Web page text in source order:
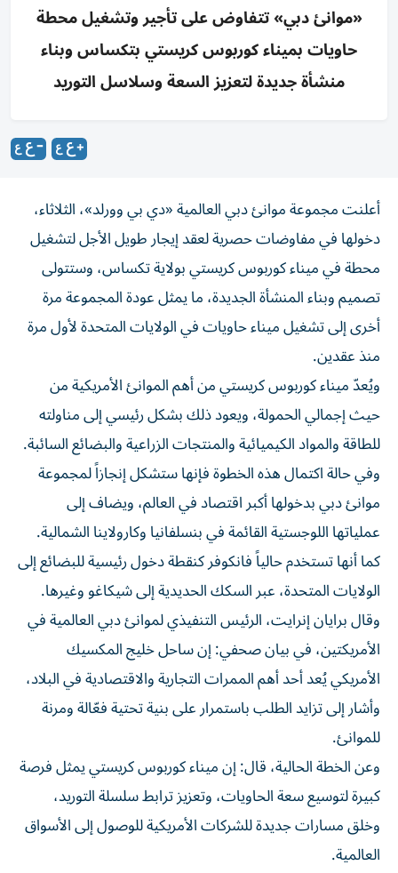
«موانئ دبي» تتفاوض على تأجير وتشغيل محطة
حاويات بميناء كوربوس كريستي بتكساس وبناء
منشأة جديدة لتعزيز السعة وسلاسل التوريد
أعلنت مجموعة موانئ دبي العالمية «دي بي وورلد»، الثلاثاء،
دخولها في مفاوضات حصرية لعقد إيجار طويل الأجل لتشغيل
محطة في ميناء كوربوس كريستي بولاية تكساس، وستتولى
تصميم وبناء المنشأة الجديدة، ما يمثل عودة المجموعة مرة
أخرى إلى تشغيل ميناء حاويات في الولايات المتحدة لأول مرة
منذ عقدين.
ويُعدّ ميناء كوربوس كريستي من أهم الموانئ الأمريكية من
حيث إجمالي الحمولة، ويعود ذلك بشكل رئيسي إلى مناولته
للطاقة والمواد الكيميائية والمنتجات الزراعية والبضائع السائبة.
وفي حالة اكتمال هذه الخطوة فإنها ستشكل إنجازاً لمجموعة
موانئ دبي بدخولها أكبر اقتصاد في العالم، ويضاف إلى
عملياتها اللوجستية القائمة في بنسلفانيا وكارولاينا الشمالية.
كما أنها تستخدم حالياً فانكوفر كنقطة دخول رئيسية للبضائع إلى
الولايات المتحدة، عبر السكك الحديدية إلى شيكاغو وغيرها.
وقال برايان إنرايت، الرئيس التنفيذي لموانئ دبي العالمية في
الأمريكتين، في بيان صحفي: إن ساحل خليج المكسيك
الأمريكي يُعد أحد أهم الممرات التجارية والاقتصادية في البلاد،
وأشار إلى تزايد الطلب باستمرار على بنية تحتية فعّالة ومرنة
للموانئ.
وعن الخطة الحالية، قال: إن ميناء كوربوس كريستي يمثل فرصة
كبيرة لتوسيع سعة الحاويات، وتعزيز ترابط سلسلة التوريد،
وخلق مسارات جديدة للشركات الأمريكية للوصول إلى الأسواق
العالمية.